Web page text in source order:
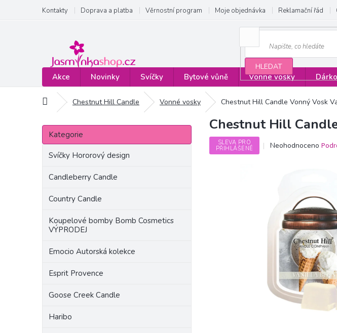
obsah
Kontakty Doprava a platba Věrnostní program Moje objednávka Reklamační řád
HLEDAT
Akce Novinky Svíčky Bytové vůně Vonné vosky
Domů Chestnut Hill Candle Vonné vosky Chestnut Hill Candle Vonný Vosk
P
s
Přeskočit
kategorie
Kategorie
Svíčky Hororový design
Candleberry Candle
Country Candle
Koupelové bomby Bomb Cosmetics
VÝPRODEJ
Emocio Autorská kolekce
Esprit Provence
Goose Creek Candle
Haribo
Chestnut Hill
SLEVA PRO
PŘIHLÁŠENÉ
Průměrné
hvězdiček.
Neohodnoceno